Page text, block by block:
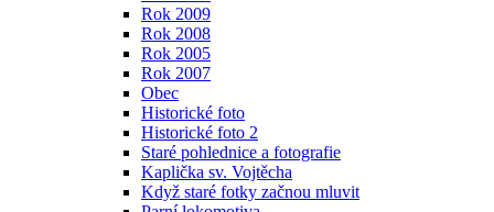
Rok 2009
Rok 2008
Rok 2005
Rok 2007
Obec
Historické foto
Historické foto 2
Staré pohlednice a fotografie
Kaplička sv. Vojtěcha
Když staré fotky začnou mluvit